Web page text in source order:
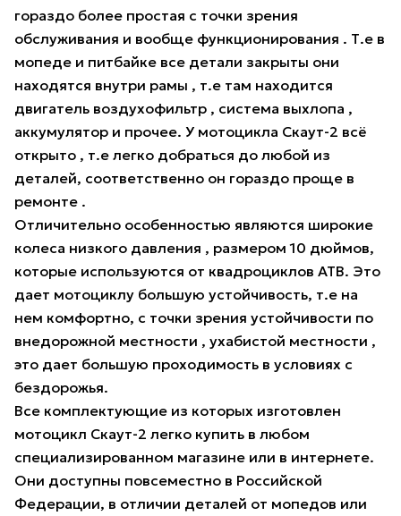
гораздо более простая с точки зрения
обслуживания и вообще функционирования . Т.е в
мопеде и питбайке все детали закрыты они
находятся внутри рамы , т.е там находится
двигатель воздухофильтр , система выхлопа ,
аккумулятор и прочее. У мотоцикла Скаут-2 всё
открыто , т.е легко добраться до любой из
деталей, соответственно он гораздо проще в
ремонте .
Отличительно особенностью являются широкие
колеса низкого давления , размером 10 дюймов,
которые используются от квадроциклов АТВ. Это
дает мотоциклу большую устойчивость, т.е на
нем комфортно, с точки зрения устойчивости по
внедорожной местности , ухабистой местности ,
это дает большую проходимость в условиях с
бездорожья.
Все комплектующие из которых изготовлен
мотоцикл Скаут-2 легко купить в любом
специализированном магазине или в интернете.
Они доступны повсеместно в Российской
Федерации, в отличии деталей от мопедов или